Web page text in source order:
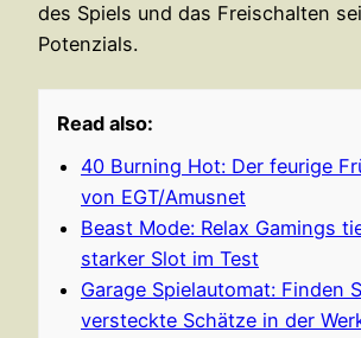
des Spiels und das Freischalten
Potenzials.
Read also:
40 Burning Hot: Der feurige
von EGT/Amusnet
Beast Mode: Relax Gamings
starker Slot im Test
Garage Spielautomat: Finden
versteckte Schätze in der